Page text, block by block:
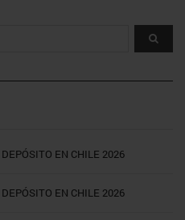
EN CHILE 2026
EN CHILE 2026